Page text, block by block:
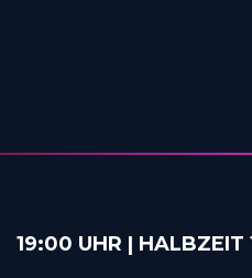
19:00 UHR | HALBZEIT